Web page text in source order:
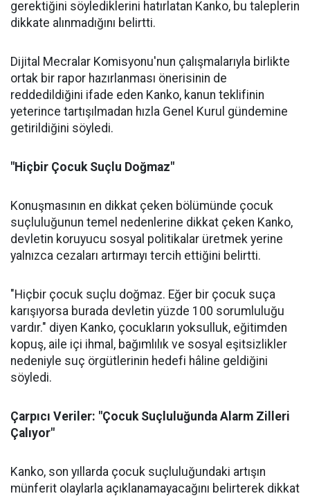
gerektiğini söylediklerini hatırlatan Kanko, bu taleplerin
dikkate alınmadığını belirtti.
Dijital Mecralar Komisyonu'nun çalışmalarıyla birlikte
ortak bir rapor hazırlanması önerisinin de
reddedildiğini ifade eden Kanko, kanun teklifinin
yeterince tartışılmadan hızla Genel Kurul gündemine
getirildiğini söyledi.
"Hiçbir Çocuk Suçlu Doğmaz"
Konuşmasının en dikkat çeken bölümünde çocuk
suçluluğunun temel nedenlerine dikkat çeken Kanko,
devletin koruyucu sosyal politikalar üretmek yerine
yalnızca cezaları artırmayı tercih ettiğini belirtti.
"Hiçbir çocuk suçlu doğmaz. Eğer bir çocuk suça
karışıyorsa burada devletin yüzde 100 sorumluluğu
vardır." diyen Kanko, çocukların yoksulluk, eğitimden
kopuş, aile içi ihmal, bağımlılık ve sosyal eşitsizlikler
nedeniyle suç örgütlerinin hedefi hâline geldiğini
söyledi.
Çarpıcı Veriler: "Çocuk Suçluluğunda Alarm Zilleri
Çalıyor"
Kanko, son yıllarda çocuk suçluluğundaki artışın
münferit olaylarla açıklanamayacağını belirterek dikkat